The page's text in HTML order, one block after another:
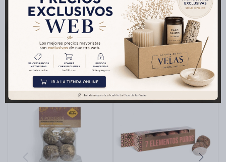
Productos que te pueden interesar